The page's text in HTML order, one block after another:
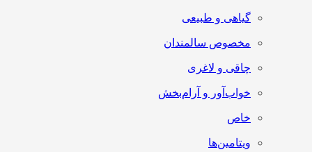
گیاهی و طبیعی
مخصوص سالمندان
چاقی و لاغری
خواب‌آور و آرام‌بخش
خاص
ویتامین‌ها